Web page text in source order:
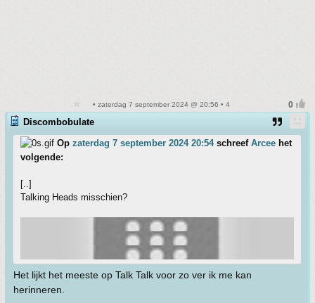
• zaterdag 7 september 2024 @ 20:56 • 4
Discombobulate
Op zaterdag 7 september 2024 20:54schreef Arcee het
volgende:
[..]
Talking Heads misschien?
Het lijkt het meeste op Talk Talk voor zo ver ik me kan
herinneren.